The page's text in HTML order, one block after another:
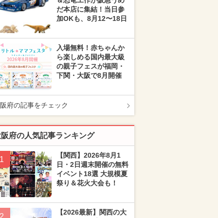
だ本店に集結！当日参
加OKも、8月12〜18日
入場無料！赤ちゃんか
ら楽しめる国内最大級
の親子フェスが福岡・
下関・大阪で8月開催
府の記事をチェック
府の人気記事ランキング
1
【関西】2026年8月1
日・2日週末開催の無料
イベント18選 大規模夏
祭り＆花火大会も！
2
【2026最新】関西の大